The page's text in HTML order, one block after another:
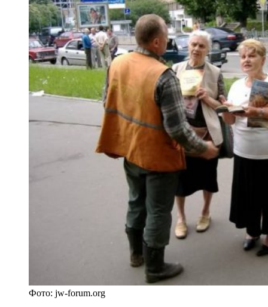
Фото: jw-forum.org